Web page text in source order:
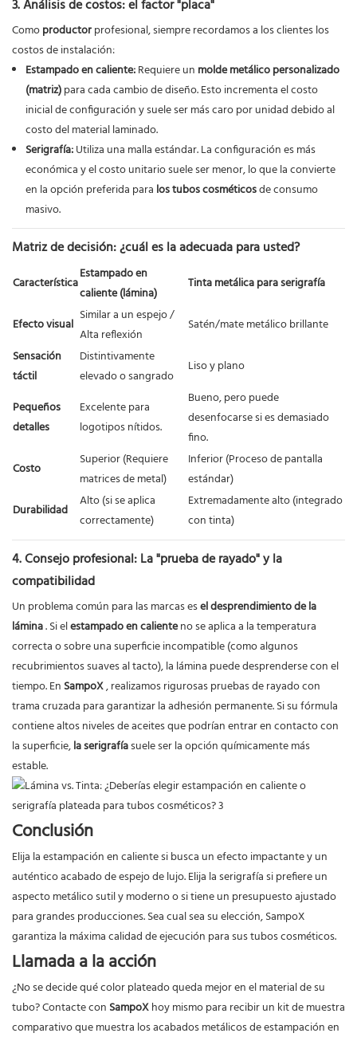
3. Análisis de costos: el factor "placa"
Comoproductorprofesional, siempre recordamos a los clientes los
costos de instalación:
Estampado en caliente:Requiere un molde metálico personalizado
(matriz)para cada cambio de diseño. Esto incrementa el costo
inicial de configuración y suele ser más caro por unidad debido al
costo del material laminado.
Serigrafía:Utiliza una malla estándar. La configuración es más
económica y el costo unitario suele ser menor, lo que la convierte
en la opción preferida para los tubos cosméticosde consumo
masivo.
Matriz de decisión: ¿cuál es la adecuada para usted?
Característica
Estampado en
caliente (lámina)
Tinta metálica para serigrafía
Efecto visual
Similar a un espejo /
Alta reflexión
Satén/mate metálico brillante
Sensación
táctil
Distintivamente
elevado o sangrado
Liso y plano
Pequeños
detalles
Excelente para
logotipos nítidos.
Bueno, pero puede
desenfocarse si es demasiado
fino.
Costo
Superior (Requiere
matrices de metal)
Inferior (Proceso de pantalla
estándar)
Durabilidad
Alto (si se aplica
correctamente)
Extremadamente alto (integrado
con tinta)
4. Consejo profesional: La "prueba de rayado" y la
compatibilidad
Un problema común para las marcas esel desprendimiento de la
lámina. Si elestampado en calienteno se aplica a la temperatura
correcta o sobre una superficie incompatible (como algunos
recubrimientos suaves al tacto), la lámina puede desprenderse con el
tiempo. En SampoX, realizamos rigurosas pruebas de rayado con
trama cruzada para garantizar la adhesión permanente. Si su fórmula
contiene altos niveles de aceites que podrían entrar en contacto con
la superficie,la serigrafíasuele ser la opción químicamente más
estable.
Conclusión
Elija la estampación en caliente si busca un efecto impactante y un
auténtico acabado de espejo de lujo. Elija la serigrafía si prefiere un
aspecto metálico sutil y moderno o si tiene un presupuesto ajustado
para grandes producciones. Sea cual sea su elección, SampoX
garantiza la máxima calidad de ejecución para sus tubos cosméticos.
Llamada a la acción
¿No se decide qué color plateado queda mejor en el material de su
tubo? Contacte con SampoXhoy mismo para recibir un kit de muestra
comparativo que muestra los acabados metálicos de estampación en